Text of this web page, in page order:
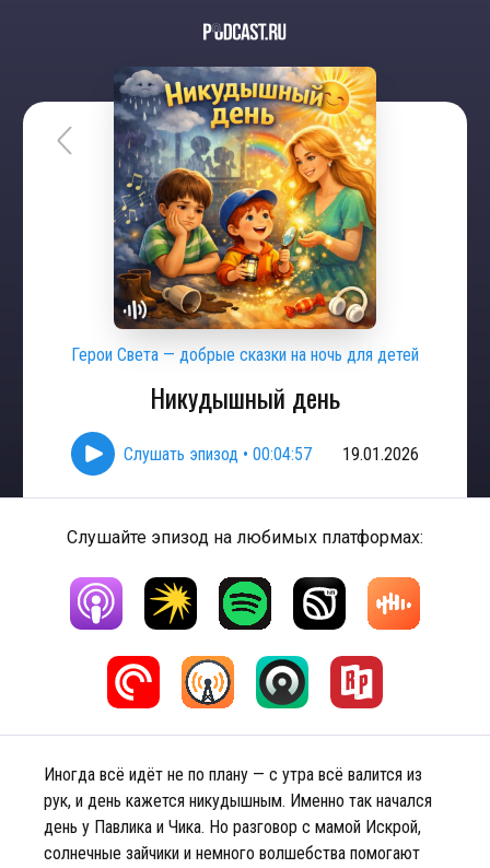
Герои Света — добрые сказки на ночь для детей
Никудышный день
Слушать эпизод • 00:04:57 19.01.2026
Слушайте эпизод на любимых платформах:
Иногда всё идёт не по плану — с утра всё валится из
рук, и день кажется никудышным. Именно так начался
день у Павлика и Чика. Но разговор с мамой Искрой,
солнечные зайчики и немного волшебства помогают